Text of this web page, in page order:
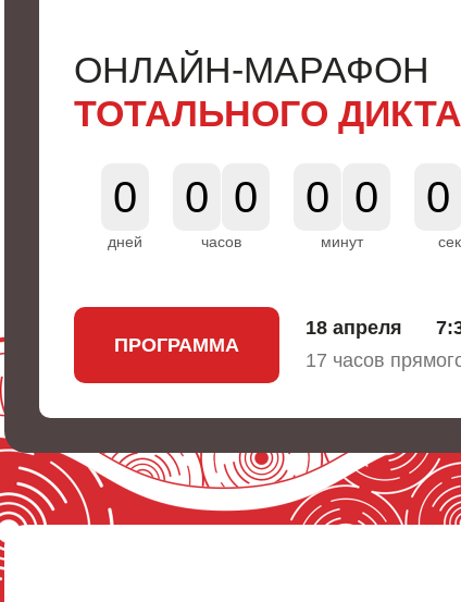
0
дней
0 0
часов
0 0
минут
0
ОНЛАЙН-МАРАФОН
ТОТАЛЬНОГО
18 апреля
17 часов
ПРОГРАММА